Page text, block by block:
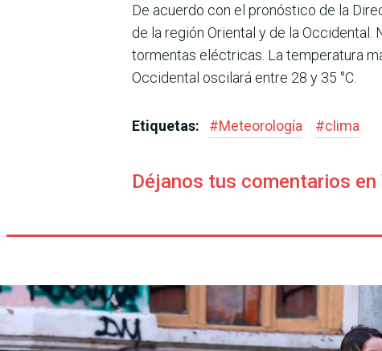
De acuerdo con el pronóstico de la
de la región Oriental y de la
tormentas eléctricas. La temperatura
Occidental oscilará entre 28 y 35 °C.
Etiquetas: #Meteorología #clima
Déjanos tus comentarios en